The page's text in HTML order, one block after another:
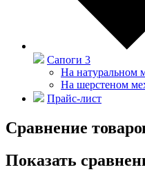
Сапоги 3
На натуральном
На шерстеном
Прайс-лист
Сравнение
Показать